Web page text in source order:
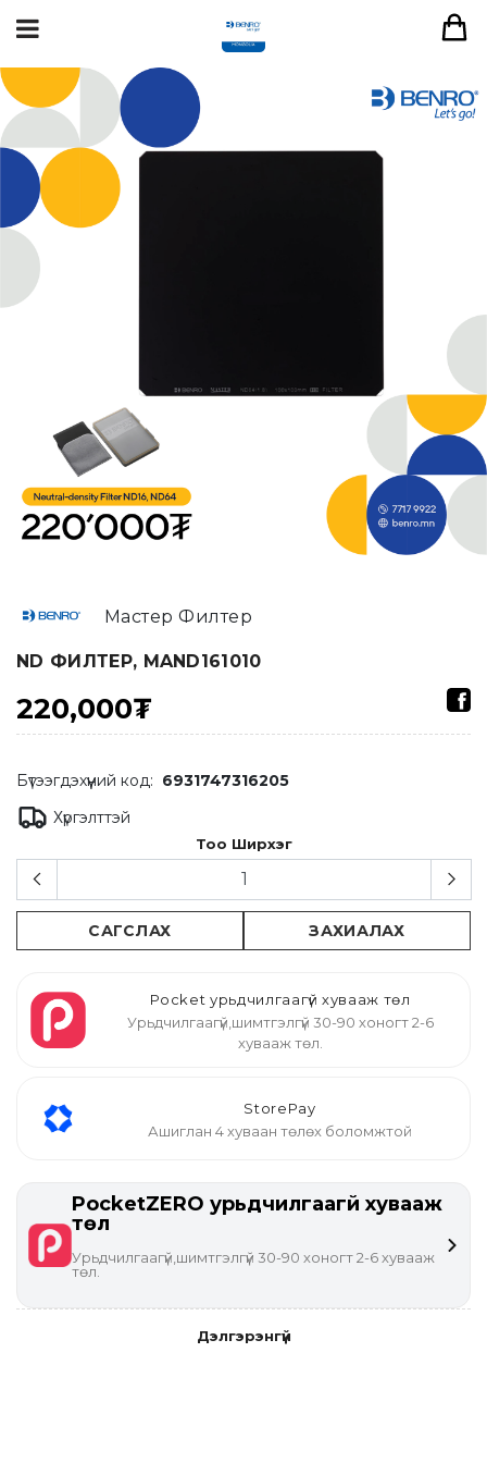
Мастер Филтер
ND ФИЛТЕР, MAND161010
220,000₮
Бүтээгдэхүүний код: 6931747316205
Хүргэлттэй
Тоо Ширхэг
САГСЛАХ ЗАХИАЛАХ
Pocket урьдчилгаагүй хувааж төл
Урьдчилгаагүй,шимтгэлгүй 30-90 хоногт 2-6
хувааж төл.
StorePay
Ашиглан 4 хуваан төлөх боломжтой
PocketZERO урьдчилгаагүй хувааж
төл
Урьдчилгаагүй,шимтгэлгүй 30-90 хоногт 2-6 хувааж
төл.
Дэлгэрэнгүй